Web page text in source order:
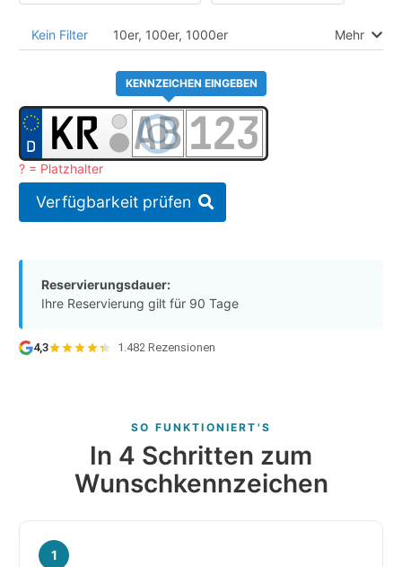
Kein Filter 10er, 100er, 1000er Mehr
KENNZEICHEN EINGEBEN
? = Platzhalter
Verfügbarkeit prüfen
Reservierungsdauer:
Ihre Reservierung gilt für 90 Tage
4,3 · 1.482 Rezensionen
SO FUNKTIONIERT'S
In 4 Schritten zum
Wunschkennzeichen
1